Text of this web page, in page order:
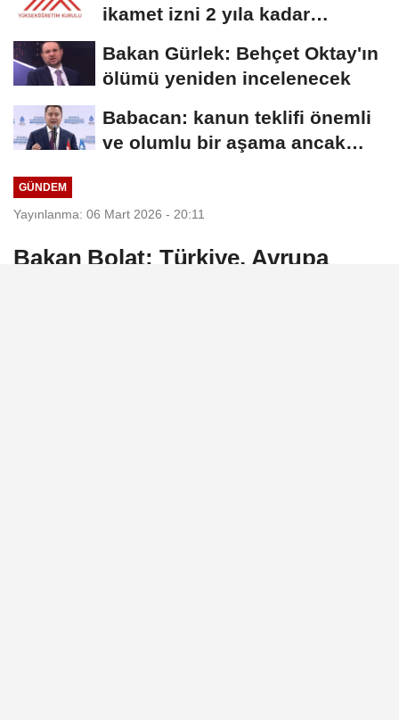
ikamet izni 2 yıla kadar
Bakan Gürlek: Behçet Oktay'ın
ölümü yeniden incelenecek
Babacan: kanun teklifi önemli
ve olumlu bir aşama ancak
GÜNDEM
Yayınlanma: 06 Mart 2026 - 20:11
Bakan Bolat: Türkiye, Avrupa